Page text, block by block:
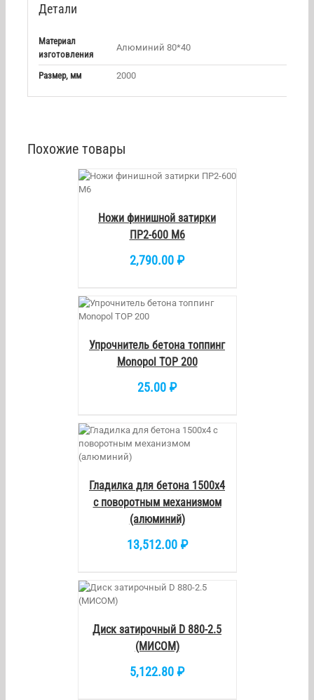
Детали
Материал
изготовления
Алюминий 80*40
Размер, мм 2000
Похожие товары
Ножи финишной затирки
ПР2-600 М6
2,790.00 ₽
Упрочнитель бетона топпинг
Monopol TOP 200
25.00 ₽
Гладилка для бетона 1500х4
с поворотным механизмом
(алюминий)
13,512.00 ₽
Диск затирочный D 880-2.5
(МИСОМ)
5,122.80 ₽